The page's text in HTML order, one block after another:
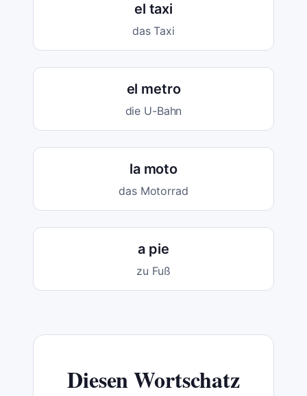
el taxi
das Taxi
el metro
die U-Bahn
la moto
das Motorrad
a pie
zu Fuß
Diesen Wortschatz